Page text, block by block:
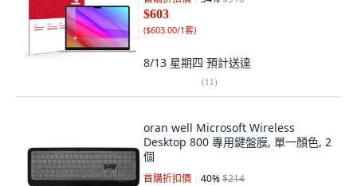
$603
($603.00/1套)
8/13 星期四 預計送達
(11)
oran well Microsoft Wireless
Desktop 800 專用鍵盤膜, 單一顏色, 2
個
首購折扣價 40%$214